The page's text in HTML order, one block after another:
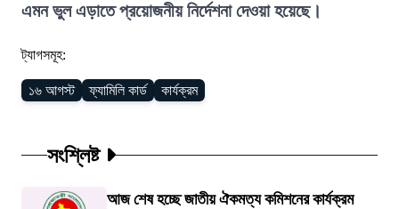
এমন ভুল এড়াতে প্রয়োজনীয় নির্দেশনা দেওয়া হয়েছে।
ট্যাগসমূহ:
১৬ আগস্ট ফ্যামিলি কার্ড কার্যক্রম
সংশ্লিষ্ট
আজ শেষ হচ্ছে জাতীয় ঐকমত্য কমিশনের কার্যক্রম